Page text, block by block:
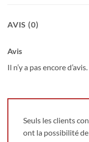
AVIS (0)
Avis
Il n’y a pas encore d’avis.
Seuls les clients
ont la possibilité de